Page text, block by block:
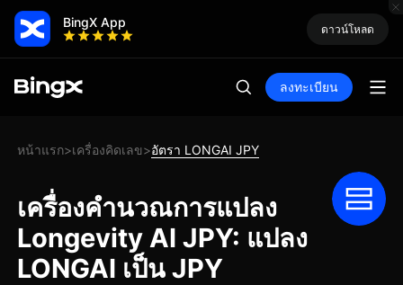
BingX App ดาวน์โหลด
ลงทะเบียน
หน้าแรก>เครื่องคิดเลข>อัตรา LONGAI JPY
เครื่องคำนวณการแปลง
Longevity AI JPY: แปลง
LONGAI เป็น JPY